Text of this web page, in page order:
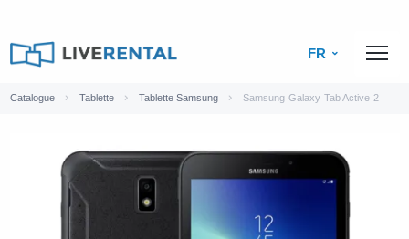
FR
Catalogue Tablette Tablette Samsung Samsung Galaxy Tab Active 2